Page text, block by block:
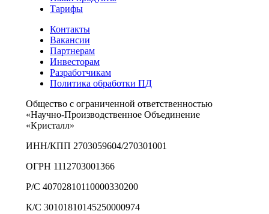
Тарифы
Контакты
Вакансии
Партнерам
Инвесторам
Разработчикам
Политика обработки ПД
Общество с ограниченной ответственностью
«Научно-Производственное Объединение
«Кристалл»
ИНН/КПП 2703059604/270301001
ОГРН 1112703001366
Р/С 40702810110000330200
К/С 30101810145250000974